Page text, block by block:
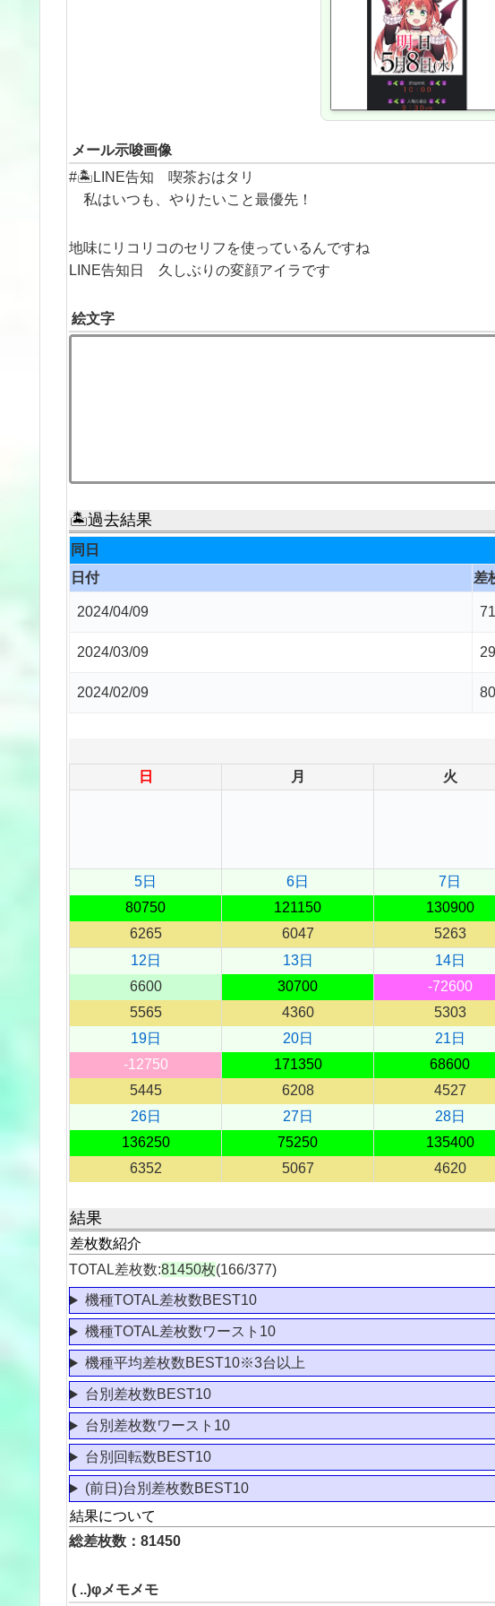
メール示唆画像
#🏝LINE告知 喫茶おはタリ
私はいつも、やりたいこと最優先！
地味にリコリコのセリフを使っているんですね
LINE告知日 久しぶりの変顔アイラです
絵文字
🏝過去結果
同日
日付
差
2024/04/09
2024/03/09
2024/02/09
日
月 火
5日
80750
6265
6日
121150
6047
7日
130900
5263
12日
6600
5565
13日
30700
4360
14日
-72600
5303
19日
-12750
5445
20日
171350
6208
21日
68600
4527
26日
136250
6352
27日
75250
5067
28日
135400
4620
結果
差枚数紹介
TOTAL差枚数:81450枚(166/377)
機種TOTAL差枚数BEST10
機種TOTAL差枚数ワースト10
機種平均差枚数BEST10※3台以上
台別差枚数BEST10
台別差枚数ワースト10
台別回転数BEST10
(前日)台別差枚数BEST10
結果について
総差枚数：81450
( ..)φメモメモ